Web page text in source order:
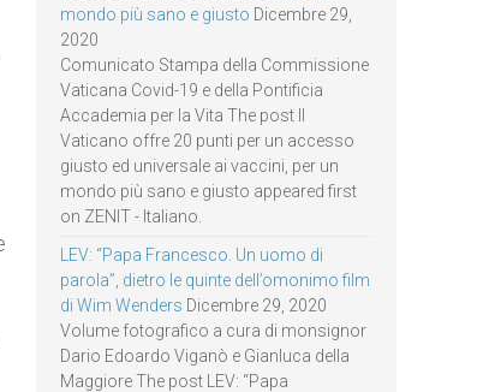
mondo più sano e giusto Dicembre 29,
2020
Comunicato Stampa della Commissione
Vaticana Covid-19 e della Pontificia
Accademia per la Vita The post Il
Vaticano offre 20 punti per un accesso
giusto ed universale ai vaccini, per un
mondo più sano e giusto appeared first
on ZENIT - Italiano.
LEV: “Papa Francesco. Un uomo di
parola”, dietro le quinte dell’omonimo film
di Wim Wenders Dicembre 29, 2020
Volume fotografico a cura di monsignor
Dario Edoardo Viganò e Gianluca della
Maggiore The post LEV: “Papa